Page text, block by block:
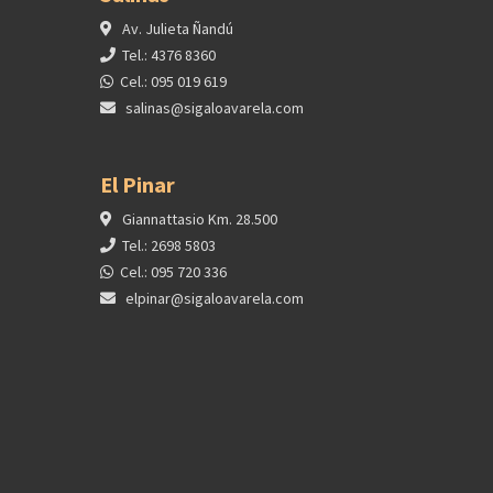
Av. Julieta Ñandú
Tel.: 4376 8360
Cel.: 095 019 619
salinas@sigaloavarela.com
El Pinar
Giannattasio Km. 28.500
Tel.: 2698 5803
Cel.: 095 720 336
elpinar@sigaloavarela.com